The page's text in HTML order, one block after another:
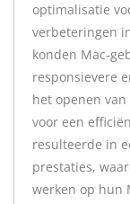
optimalisatie
verbeteringen
konden Mac-
responsievere
het openen
voor een
resulteerde in
prestaties,
werken op hun